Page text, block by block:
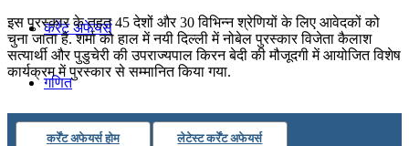
करेंट अफेयर्स
गणित
तर्कशक्ति
इस पुरस्कार के तहत 45 देशों और 30 विभिन्न श्रेणियों के लिए आवेदकों को
चुना जाता है. शर्मा को हाल में नयी दिल्ली में नोबेल पुरस्कार विजेता कैलाश
सत्यार्थी और पुडुचेरी की उपराज्यपाल किरन बेदी की मौजूदगी में आयोजित विशेष
कार्यक्रम में पुरस्कार से सम्मानित किया गया.
कर्रेंट अफेयर्स होम लेटेस्ट कर्रेंट अफेयर्स